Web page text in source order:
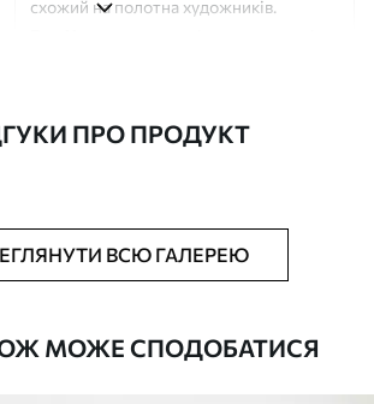
схожий на полотна художників.
Можна додати лакове покриття.
ПРО ПРОДУКТ
ВСЮ ГАЛЕРЕЮ
МОЖЕ СПОДОБАТИСЯ